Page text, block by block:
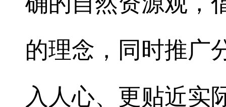
的理念，同时推广
入人心、更贴近实